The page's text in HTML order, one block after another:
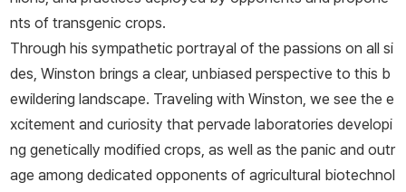
nts of transgenic crops.
Through his sympathetic portrayal of the passions on all si
des, Winston brings a clear, unbiased perspective to this b
ewildering landscape. Traveling with Winston, we see the e
xcitement and curiosity that pervade laboratories developi
ng genetically modified crops, as well as the panic and outr
age among dedicated opponents of agricultural biotechnol